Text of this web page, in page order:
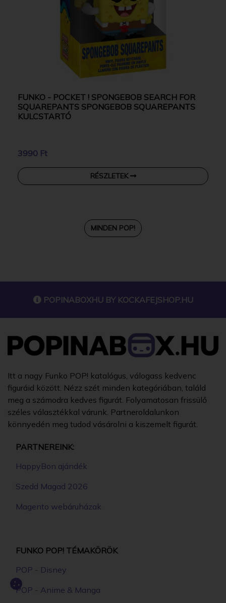
FUNKO - POCKET ! SPONGEBOB SEARCH FOR
SQUAREPANTS SPONGEBOB SQUAREPANTS
KULCSTARTÓ
3990 Ft
RÉSZLETEK
MINDEN POP!
POPINABOXHU BY KOCKAFEJSHOP.HU
Itt a nagy Funko POP! katalógus, válogass kedvenc
figuráid között. Nézz szét minden kategóriában, találd
meg a számodra kedves figurát. Folyamatosan frissülő
széles választékkal várunk. Partneroldalunkon
könnyedén meg tudod vásárolni a kiszemelt figurát.
PARTNEREINK:
HappyBon ajándék
Szedd Magad 2026
Magento webáruházak
FUNKO POP! TÉMAKÖRÖK
POP - Disney
POP - Anime & Manga